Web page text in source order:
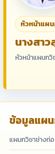
หัวหน้าแผ
นางสา
หัวหน้าแผนก
ข้อมูลแผ
แผนกวิชาช่างก่